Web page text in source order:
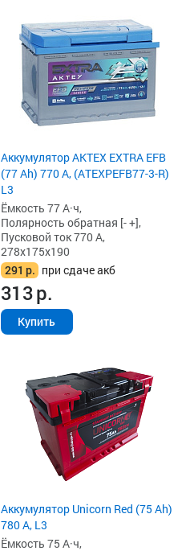
Аккумулятор AKTEX EXTRA EFB
(77 Ah) 770 А, (ATEXPEFB77-3-R)
L3
Ёмкость 77 А·ч,
Полярность обратная [- +],
Пусковой ток 770 А,
278x175x190
291 р. при сдаче акб
313р.
Купить
Аккумулятор Unicorn Red (75 Ah)
780 А, L3
Ёмкость 75 А·ч,